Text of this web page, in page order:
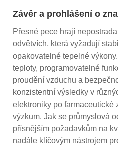
Závěr a prohlášení o
Přesné pece hrají
odvětvích, která vyžadují
opakovatelné tepelné
teploty, programovatelné
proudění vzduchu a
konzistentní výsledky v
elektroniky po farmaceutické
výzkum. Jak se průmyslová
přísnějším požadavkům na
nadále klíčovým nástrojem